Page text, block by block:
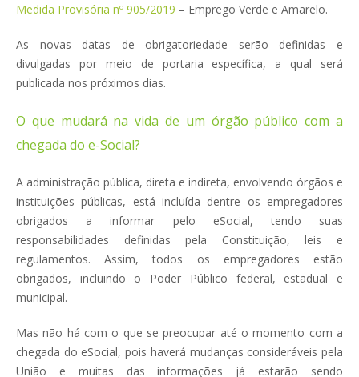
Medida Provisória nº 905/2019 – Emprego Verde e Amarelo.
As novas datas de obrigatoriedade serão definidas e
divulgadas por meio de portaria específica, a qual será
publicada nos próximos dias.
O que mudará na vida de um órgão público com a
chegada do e-Social?
A administração pública, direta e indireta, envolvendo órgãos e
instituições públicas, está incluída dentre os empregadores
obrigados a informar pelo eSocial, tendo suas
responsabilidades definidas pela Constituição, leis e
regulamentos. Assim, todos os empregadores estão
obrigados, incluindo o Poder Público federal, estadual e
municipal.
Mas não há com o que se preocupar até o momento com a
chegada do eSocial, pois haverá mudanças consideráveis pela
União e muitas das informações já estarão sendo